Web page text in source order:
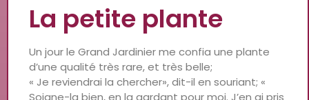
La petite plante
Un jour le Grand Jardinier me confia une plante
d’une qualité très rare, et très belle;
« Je reviendrai la chercher», dit-il en souriant; «